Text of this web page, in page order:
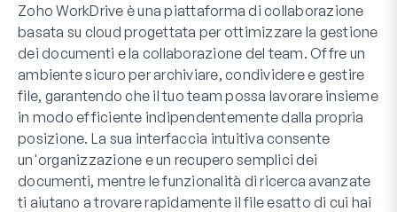
Zoho WorkDrive è una piattaforma di collaborazione
basata su cloud progettata per ottimizzare la gestione
dei documenti e la collaborazione del team. Offre un
ambiente sicuro per archiviare, condividere e gestire
file, garantendo che il tuo team possa lavorare insieme
in modo efficiente indipendentemente dalla propria
posizione. La sua interfaccia intuitiva consente
un'organizzazione e un recupero semplici dei
documenti, mentre le funzionalità di ricerca avanzate
ti aiutano a trovare rapidamente il file esatto di cui hai